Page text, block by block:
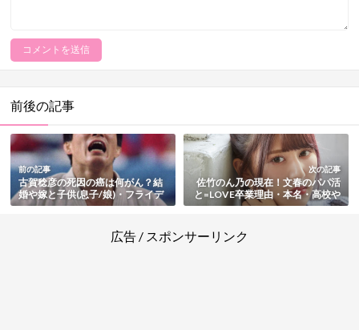
前後の記事
前の記事
古賀稔彦の死因の癌は何がん？結
婚や嫁と子供(息子/娘)・フライデ
ー不倫騒動まとめ
次の記事
佐竹のん乃の現在！文春のパパ活
と=LOVE卒業理由・本名・高校や
大学情報を総まとめ【指原莉乃の
広告 / スポンサーリンク